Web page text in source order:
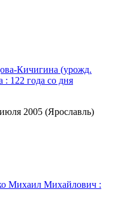
Кичигина (урожд.
: 122 года со дня
2005 (Ярославль)
Михаил Михайлович :